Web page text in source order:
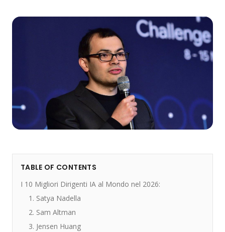
TABLE OF CONTENTS
I 10 Migliori Dirigenti IA al Mondo nel 2026:
1. Satya Nadella
2. Sam Altman
3. Jensen Huang